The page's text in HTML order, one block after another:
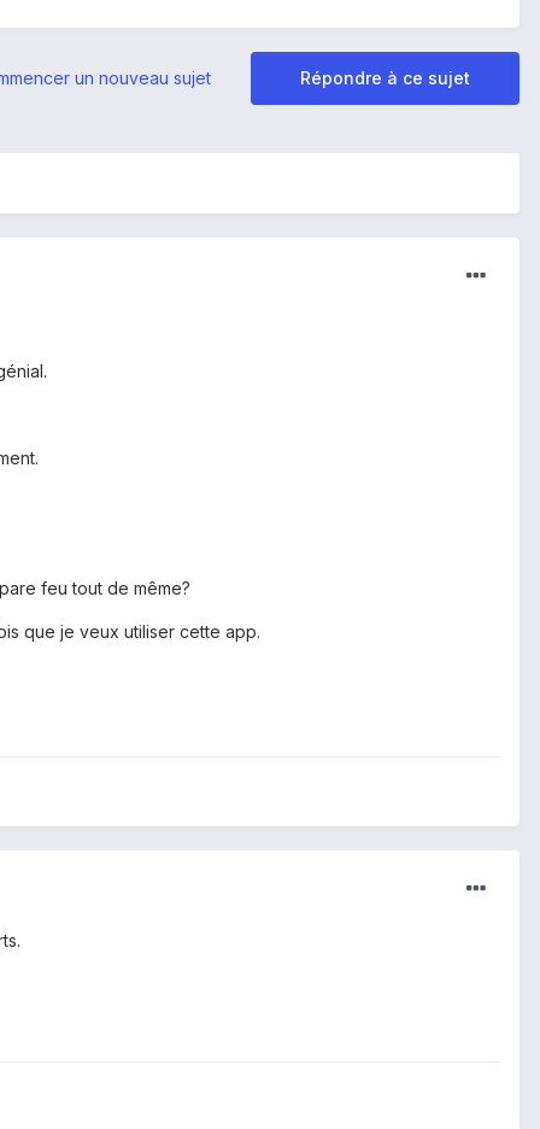
Répondre à ce sujet
un nouveau sujet
feu tout de même?
que je veux utiliser cette app.